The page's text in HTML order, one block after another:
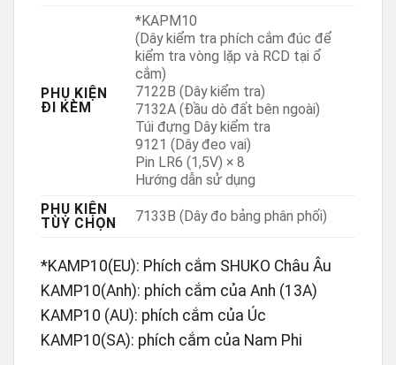
PHỤ KIỆN
ĐI KÈM
*KAPM10
(Dây kiểm tra phích cắm đúc để
kiểm tra vòng lặp và RCD tại ổ
cắm)
7122B (Dây kiểm tra)
7132A (Đầu dò đất bên ngoài)
Túi đựng Dây kiểm tra
9121 (Dây đeo vai)
Pin LR6 (1,5V) × 8
Hướng dẫn sử dụng
PHỤ KIỆN
TÙY CHỌN
7133B (Dây đo bảng phân phối)
*KAMP10(EU): Phích cắm SHUKO Châu Âu
KAMP10(Anh): phích cắm của Anh (13A)
KAMP10 (AU): phích cắm của Úc
KAMP10(SA): phích cắm của Nam Phi